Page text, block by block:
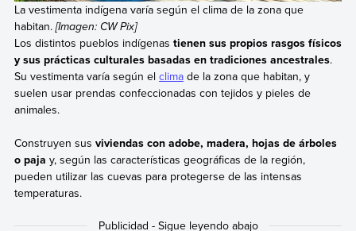
La vestimenta indígena varía según el clima de la zona que
habitan.[Imagen: CW Pix]
Los distintos pueblos indígenas tienen sus propios rasgos físicos
y sus prácticas culturales basadas en tradiciones ancestrales.
Su vestimenta varía según el climade la zona que habitan, y
suelen usar prendas confeccionadas con tejidos y pieles de
animales.
Construyen sus viviendas con adobe, madera, hojas de árboles
o paja y, según las características geográficas de la región,
pueden utilizar las cuevas para protegerse de las intensas
temperaturas.